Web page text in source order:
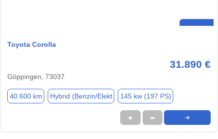
Toyota Corolla
31.890 €
Göppingen, 73037
40.600 km Hybrid (Benzin/Elekt 145 kw (197 PS)
★ ➦ ➜